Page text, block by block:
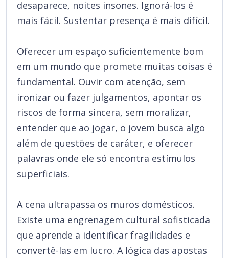
desaparece, noites insones. Ignorá-los é
mais fácil. Sustentar presença é mais difícil.
Oferecer um espaço suficientemente bom
em um mundo que promete muitas coisas é
fundamental. Ouvir com atenção, sem
ironizar ou fazer julgamentos, apontar os
riscos de forma sincera, sem moralizar,
entender que ao jogar, o jovem busca algo
além de questões de caráter, e oferecer
palavras onde ele só encontra estímulos
superficiais.
A cena ultrapassa os muros domésticos.
Existe uma engrenagem cultural sofisticada
que aprende a identificar fragilidades e
convertê-las em lucro. A lógica das apostas